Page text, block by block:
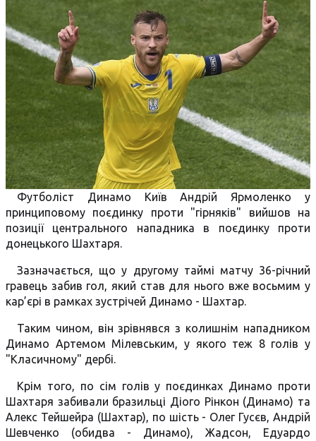
Футболіст Динамо Київ Андрій Ярмоленко у
принциповому поєдинку проти "гірняків" вийшов на
позиції центрального нападника в поєдинку проти
донецького Шахтаря.
Зазначається, що у другому таймі матчу 36-річний
гравець забив гол, який став для нього вже восьмим у
кар’єрі в рамках зустрічей Динамо - Шахтар.
Таким чином, він зрівнявся з колишнім нападником
Динамо Артемом Мілевським, у якого теж 8 голів у
"Класичному" дербі.
Крім того, по сім голів у поєдинках Динамо проти
Шахтаря забивали бразильці Діого Рінкон (Динамо) та
Алекс Тейшейра (Шахтар), по шість - Олег Гусєв, Андрій
Шевченко (обидва - Динамо), Жадсон, Едуардо